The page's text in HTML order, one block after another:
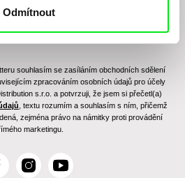
Odmítnout
souhlasím se zasíláním obchodních sdělení
zpracováním osobních údajů pro účely
s.r.o. a potvrzuji, že jsem si přečetl(a)
, textu rozumím a souhlasím s ním, přičemž
zejména právo na námitky proti provádění
marketingu.
I
Y